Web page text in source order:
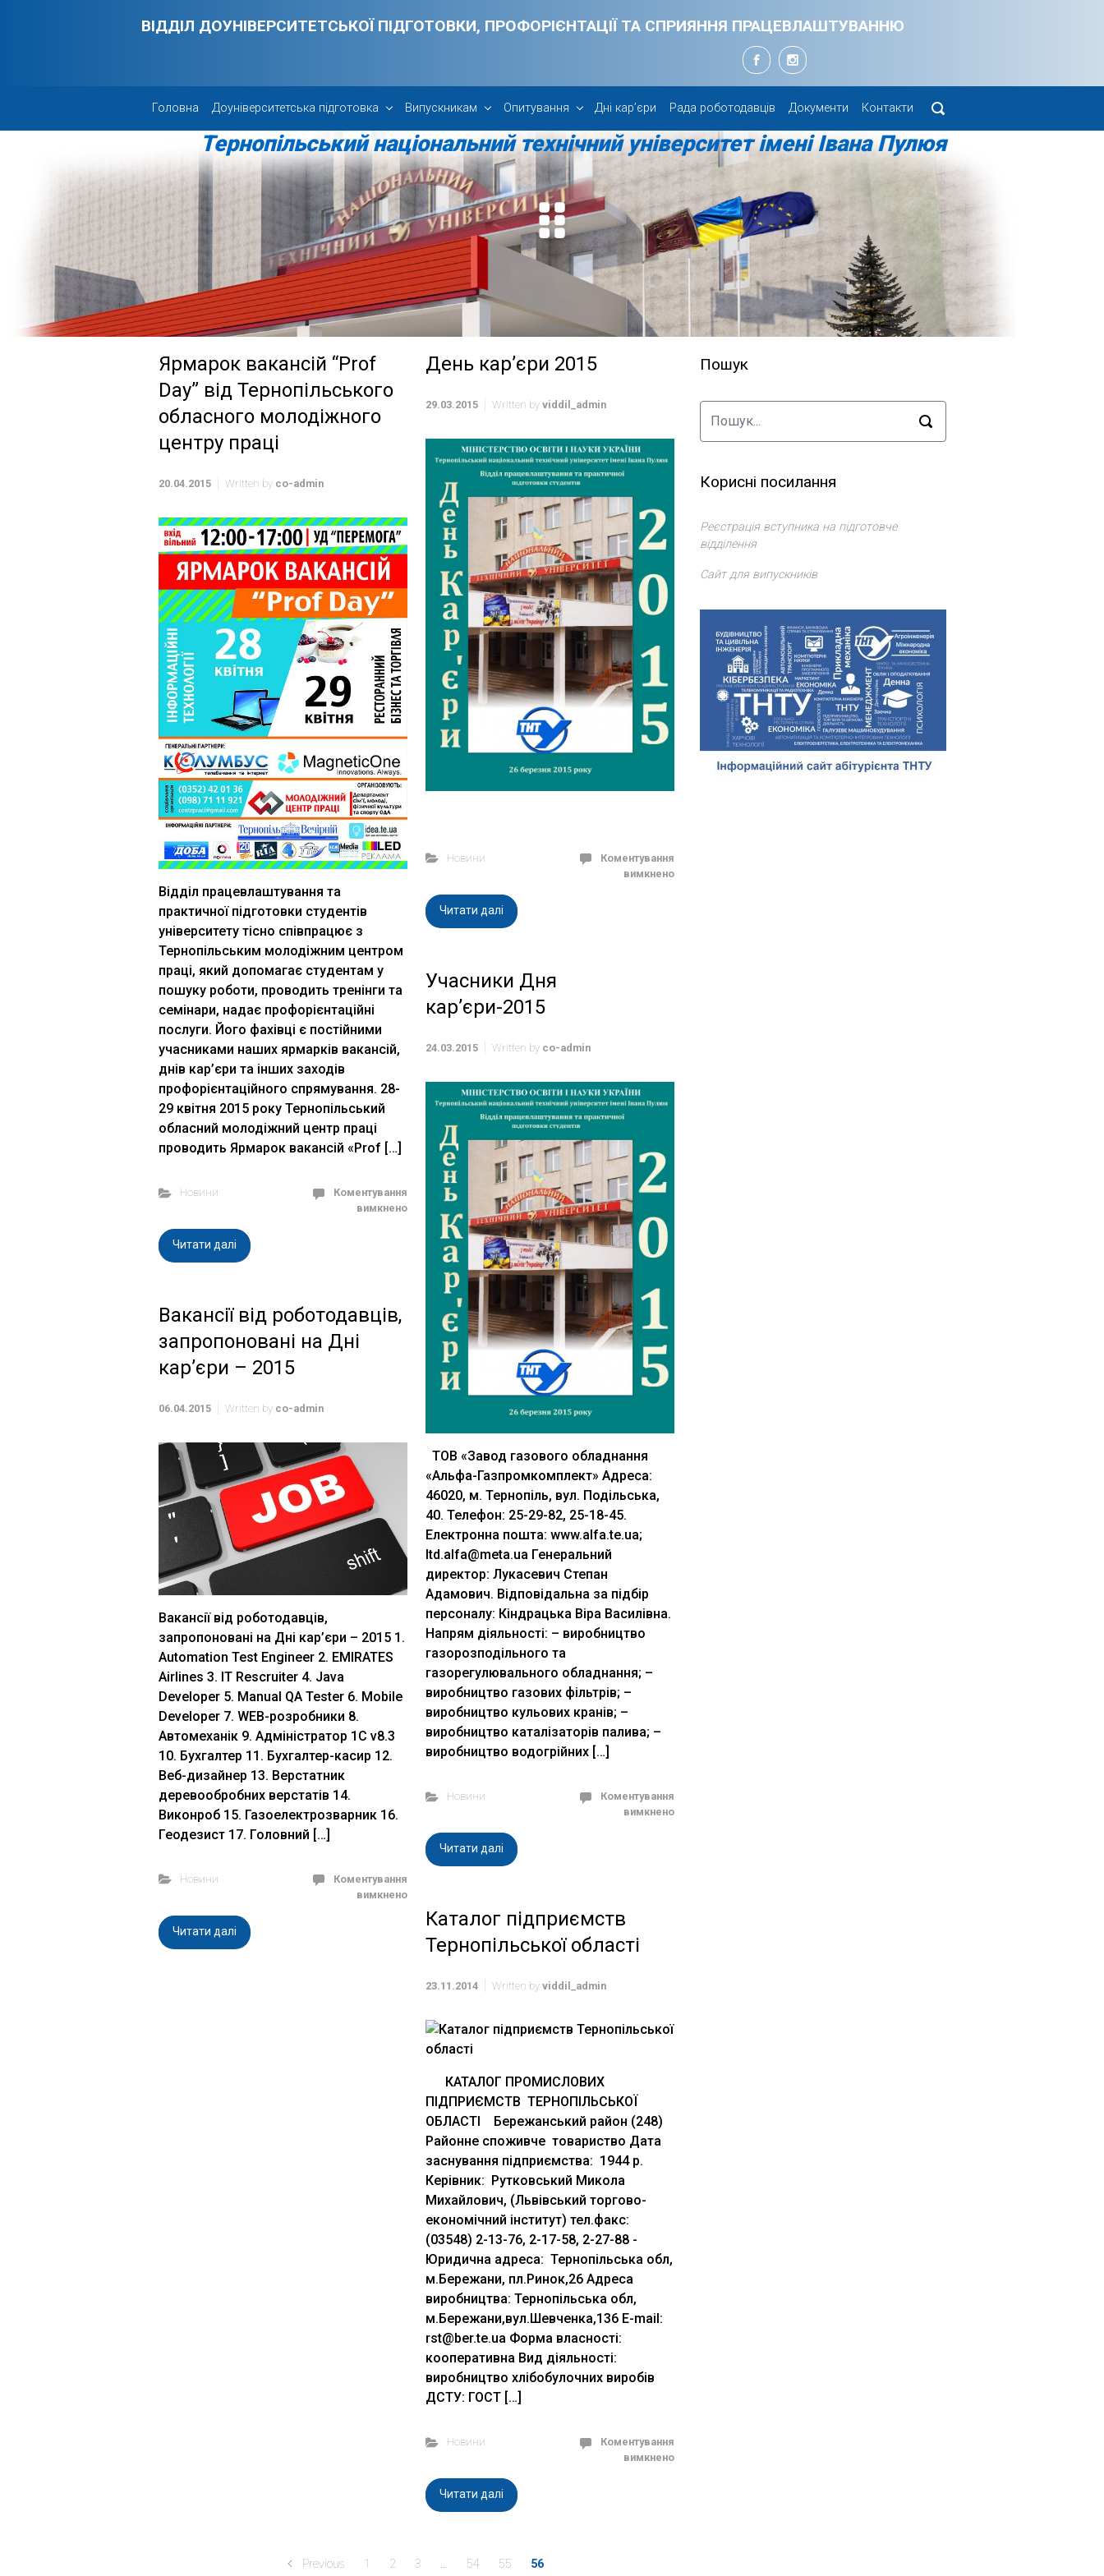
ВІДДІЛ ДОУНІВЕРСИТЕТСЬКОЇ ПІДГОТОВКИ, ПРОФОРІЄНТАЦІЇ ТА СПРИЯННЯ ПРАЦЕВЛАШТУВАННЮ
Головна Доуніверситетська підготовка Випускникам Опитування Дні кар’єри Рада роботодавців Документи Контакти
Тернопільський національний технічний університет імені Івана Пулюя
Ярмарок вакансій “Prof
Day” від Тернопільського
обласного молодіжного
центру праці
20.04.2015 Written by co-admin
Відділ працевлаштування та
практичної підготовки студентів
університету тісно співпрацює з
Тернопільським молодіжним центром
праці, який допомагає студентам у
пошуку роботи, проводить тренінги та
семінари, надає профорієнтаційні
послуги. Його фахівці є постійними
учасниками наших ярмарків вакансій,
днів кар’єри та інших заходів
профорієнтаційного спрямування. 28-
29 квітня 2015 року Тернопільський
обласний молодіжний центр праці
проводить Ярмарок вакансій «Prof […]
Новини
Коментування
вимкнено
Читати далі
Вакансії від роботодавців,
запропоновані на Дні
кар’єри – 2015
06.04.2015 Written by co-admin
Вакансії від роботодавців,
запропоновані на Дні кар’єри – 2015 1.
Automation Test Engineer 2. EMIRATES
Airlines 3. IT Rescruiter 4. Java
Developer 5. Manual QA Tester 6. Mobile
Developer 7. WEB-розробники 8.
Автомеханік 9. Адміністратор 1С v8.3
10. Бухгалтер 11. Бухгалтер-касир 12.
Веб-дизайнер 13. Верстатник
деревообробних верстатів 14.
Виконроб 15. Газоелектрозварник 16.
Геодезист 17. Головний […]
Новини
Коментування
вимкнено
Читати далі
День кар’єри 2015
29.03.2015 Written by viddil_admin
Новини
Коментування
вимкнено
Читати далі
Учасники Дня
кар’єри-2015
24.03.2015 Written by co-admin
ТОВ «Завод газового обладнання
«Альфа-Газпромкомплект» Адреса:
46020, м. Тернопіль, вул. Подільська,
40. Телефон: 25-29-82, 25-18-45.
Електронна пошта: www.alfa.te.ua;
ltd.alfa@meta.ua Генеральний
директор: Лукасевич Степан
Адамович. Відповідальна за підбір
персоналу: Кіндрацька Віра Василівна.
Напрям діяльності: – виробництво
газорозподільного та
газорегулювального обладнання; –
виробництво газових фільтрів; –
виробництво кульових кранів; –
виробництво каталізаторів палива; –
виробництво водогрійних […]
Новини
Коментування
вимкнено
Читати далі
Каталог підприємств
Тернопільської області
23.11.2014 Written by viddil_admin
КАТАЛОГ ПРОМИСЛОВИХ
ПІДПРИЄМСТВ ТЕРНОПІЛЬСЬКОЇ
ОБЛАСТІ Бережанський район (248)
Районне споживче товариство Дата
заснування підприємства: 1944 р.
Керівник: Рутковський Микола
Михайлович, (Львівський торгово-
економічний інститут) тел.факс:
(03548) 2-13-76, 2-17-58, 2-27-88 ­­­­­­­­­­­­­­­­
Юридична адреса: Тернопільська обл,
м.Бережани, пл.Ринок,26 Адреса
виробництва: Тернопільська обл,
м.Бережани,вул.Шевченка,136 E-mail:
rst@ber.te.ua Форма власності:
кооперативна Вид діяльності:
виробництво хлібобулочних виробів
ДСТУ: ГОСТ […]
Новини
Коментування
вимкнено
Читати далі
Previous 1 2 3 … 54 55 56
Пошук
Корисні посилання
Реєстрація вступника на підготовче
відділення
Сайт для випускників